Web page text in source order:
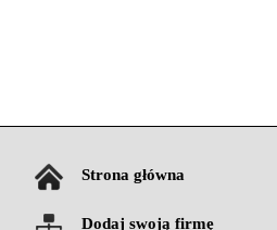
Strona główna
Dodaj swoją firmę